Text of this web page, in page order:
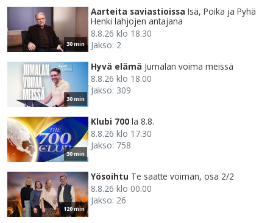
30 min
Aarteita saviastioissa Isä, Poika ja Pyhä
Henki lahjojen antajana
8.8.26 klo 18.30
Jakso: 2
30 min
Hyvä elämä Jumalan voima meissä
8.8.26 klo 18.00
Jakso: 309
30 min
Klubi 700 la 8.8.
8.8.26 klo 17.30
Jakso: 758
120 min
Yösoihtu Te saatte voiman, osa 2/2
8.8.26 klo 00.00
Jakso: 26